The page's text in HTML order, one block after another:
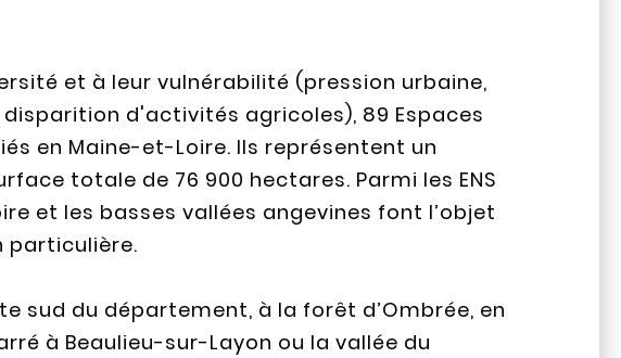
et à leur vulnérabilité (pression urbaine,
d'activités agricoles), 89 Espaces
en Maine-et-Loire. Ils représentent un
totale de 76 900 hectares. Parmi les ENS
et les basses vallées angevines font l’objet
particulière.
sud du département, à la forêt d’Ombrée, en
à Beaulieu-sur-Layon ou la vallée du